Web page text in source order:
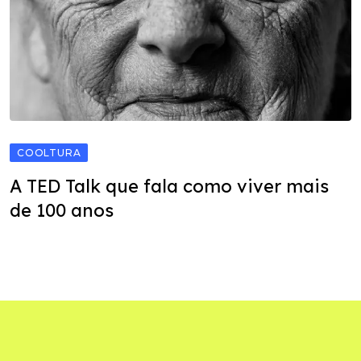
COOLTURA
A TED Talk que fala como viver mais
de 100 anos